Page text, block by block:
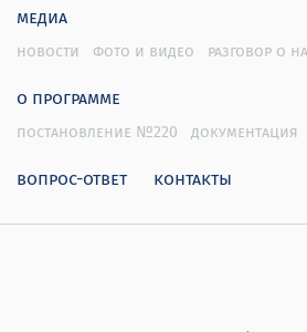
медиа
новости фото и видео разговор о
о программе
постановление №220 документация
вопрос-ответ контакты